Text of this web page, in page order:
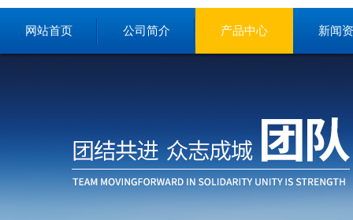
网站首页 公司简介 产品中心 新闻